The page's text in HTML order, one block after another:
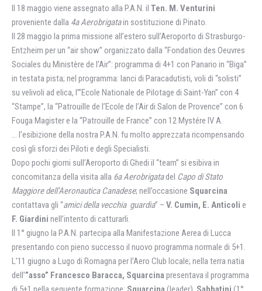
Il 18 maggio viene assegnato alla P.A.N. il Ten. M. Venturini
proveniente dalla 4a Aerobrigatain sostituzione di Pinato.
Il 28 maggio la prima missione all’estero sull’Aeroporto di Strasburgo-
Entzheim per un “air show” organizzato dalla “Fondation des Oeuvres
Sociales du Ministère de l’Air”: programma di 4+1 con Panario in “Biga”
in testata pista; nel programma: lanci di Paracadutisti, voli di “solisti”
su velivoli ad elica, l’”Ecole Nationale de Pilotage di Saint-Yan” con 4
“Stampe”, la “Patrouille de l’Ecole de l’Air di Salon de Provence” con 6
Fouga Magister e la “Patrouille de France” con 12 Mystére IV A.
… l’esibizione della nostra P.A.N. fu molto apprezzata ricompensando
così gli sforzi dei Piloti e degli Specialisti.
Dopo pochi giorni sull’Aeroporto di Ghedi il “team” si esibiva in
concomitanza della visita alla 6a Aerobrigatadel Capo di Stato
Maggiore dell’Aeronautica Canadese; nell’occasione Squarcina
contattava gli “amici della vecchia guardia” – V. Cumin, E. Anticoli e
F. Giardini nell’intento di catturarli.
Il 1° giugno la P.A.N. partecipa alla Manifestazione Aerea di Lucca
presentando con pieno successo il nuovo programma normale di 5+1.
L’11 giugno a Lugo di Romagna per l’Aero Club locale; nella terra natia
dell’”asso” Francesco Baracca, Squarcina presentava il programma